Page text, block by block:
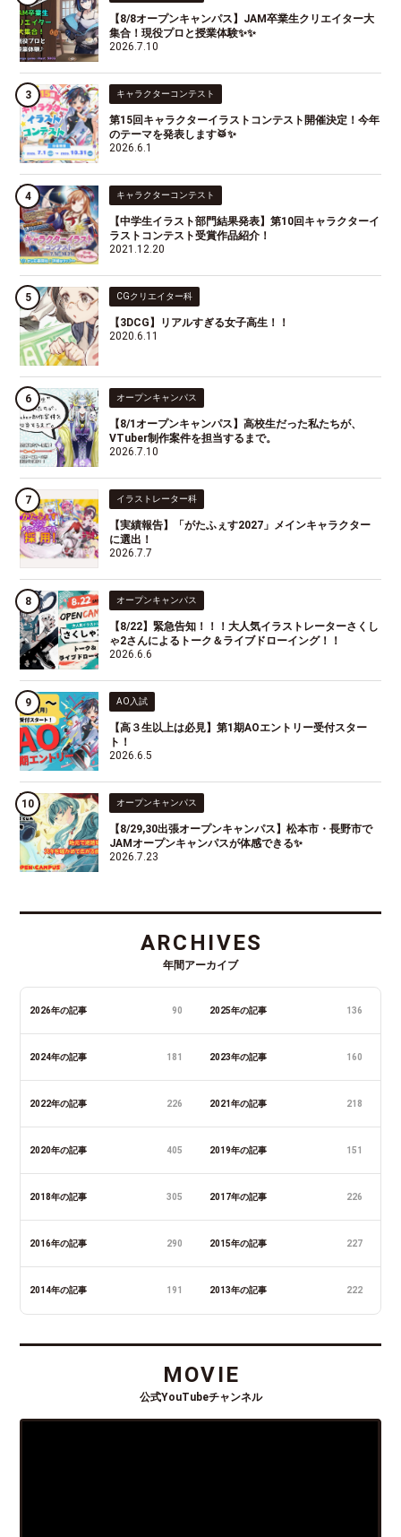
【8/8オープンキャンパス】JAM卒業生クリエイター大
集合！現役プロと授業体験✨✨
2026.7.10
キャラクターコンテスト
第15回キャラクターイラストコンテスト開催決定！今年
のテーマを発表します🥁✨
2026.6.1
キャラクターコンテスト
【中学生イラスト部門結果発表】第10回キャラクターイ
ラストコンテスト受賞作品紹介！
2021.12.20
CGクリエイター科
【3DCG】リアルすぎる女子高生！！
2020.6.11
オープンキャンパス
【8/1オープンキャンパス】高校生だった私たちが、
VTuber制作案件を担当するまで。
2026.7.10
イラストレーター科
【実績報告】「がたふぇす2027」メインキャラクター
に選出！
2026.7.7
オープンキャンパス
【8/22】緊急告知！！！大人気イラストレーターさくし
ゃ2さんによるトーク＆ライブドローイング！！
2026.6.6
AO入試
【高３生以上は必見】第1期AOエントリー受付スター
ト！
2026.6.5
オープンキャンパス
【8/29,30出張オープンキャンパス】松本市・長野市で
JAMオープンキャンパスが体感できる✨
2026.7.23
ARCHIVES
年間アーカイブ
2026年の記事 90 2025年の記事 136
2024年の記事 181 2023年の記事 160
2022年の記事 226 2021年の記事 218
2020年の記事 405 2019年の記事 151
2018年の記事 305 2017年の記事 226
2016年の記事 290 2015年の記事 227
2014年の記事 191 2013年の記事 222
MOVIE
公式YouTubeチャンネル